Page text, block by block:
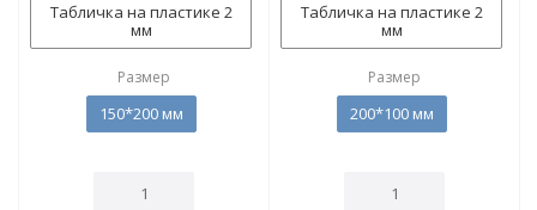
Табличка на пластике 2
мм
Размер
150*200 мм
Табличка на пластике 2
мм
Размер
200*100 мм